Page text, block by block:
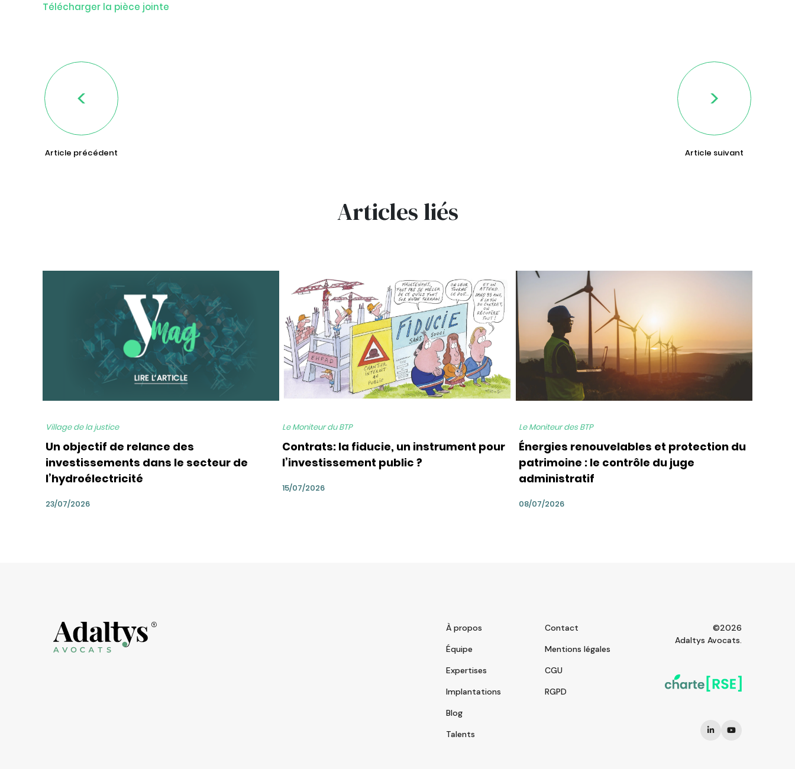
Télécharger la pièce jointe
Articles liés
Village de la justice
Un objectif de relance des
investissements dans le secteur de
l’hydroélectricité
23/07/2026
Le Moniteur du BTP
Contrats: la fiducie, un instrument pour
l’investissement public ?
15/07/2026
bg
Le Moniteur des BTP
Énergies renouvelables et protection du
patrimoine : le contrôle du juge
administratif
08/07/2026
À propos
Équipe
Expertises
Implantations
Blog
Talents
Contact
Mentions légales
CGU
RGPD
©2026
Adaltys Avocats.